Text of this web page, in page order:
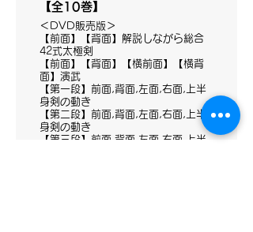
【全10巻】
＜DVD販売版＞
【前面】【背面】解説しながら総合
42式太極剣
【前面】【背面】【横前面】【横背
面】演武
【第一段】前面,背面,左面,右面,上半
身剣の動き
【第二段】前面,背面,左面,右面,上半
身剣の動き
【第三段】前面,背面,左面,右面,上半